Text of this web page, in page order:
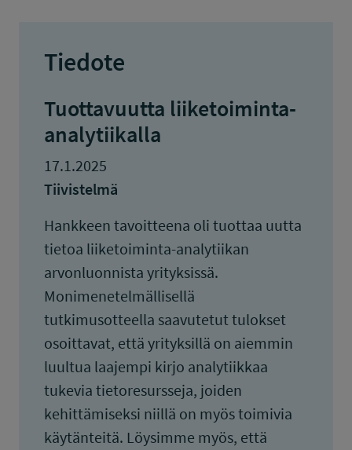
Tiedote
Tuottavuutta liiketoiminta-
analytiikalla
17.1.2025
Tiivistelmä
Hankkeen tavoitteena oli tuottaa uutta
tietoa liiketoiminta-analytiikan
arvonluonnista yrityksissä.
Monimenetelmällisellä
tutkimusotteella saavutetut tulokset
osoittavat, että yrityksillä on aiemmin
luultua laajempi kirjo analytiikkaa
tukevia tietoresursseja, joiden
kehittämiseksi niillä on myös toimivia
käytänteitä. Löysimme myös, että